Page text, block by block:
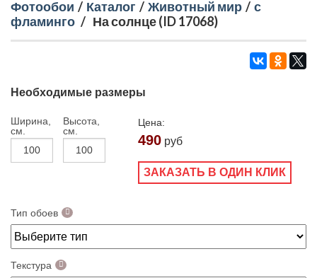
Фотообои / Каталог / Животный мир / с
фламинго / На солнце (ID 17068)
Необходимые размеры
Ширина,
см.
Высота,
см.
Цена:
490 руб
ЗАКАЗАТЬ В ОДИН КЛИК
Тип обоев
Текстура